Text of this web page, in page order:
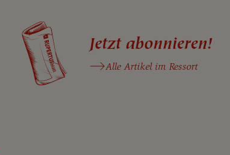
Jetzt abonnieren!
Alle Artikel im Ressort